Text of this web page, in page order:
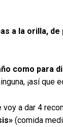
a la orilla, de
como para
¡así que
voy a dar 4
(comida